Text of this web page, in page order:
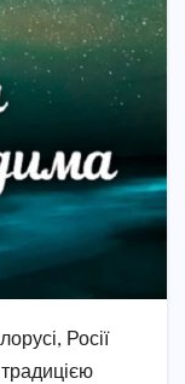
Росії